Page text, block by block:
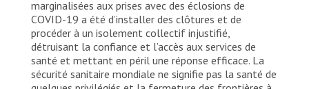
marginalisées aux prises avec des éclosions de
COVID-19 a été d’installer des clôtures et de
procéder à un isolement collectif injustifié,
détruisant la confiance et l’accès aux services de
santé et mettant en péril une réponse efficace. La
sécurité sanitaire mondiale ne signifie pas la santé de